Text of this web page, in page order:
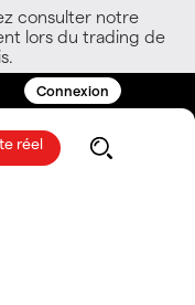
consulter notre
lors du trading de
Connexion
réel